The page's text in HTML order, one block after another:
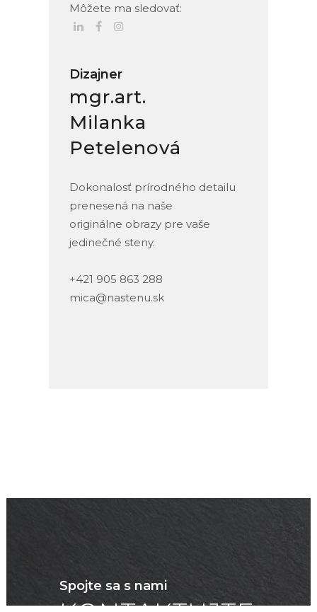
Môžete ma sledovať:
Dizajner
mgr.art.
Milanka
Petelenová
Dokonalosť prírodného detailu
prenesená na naše
originálne obrazy pre vaše
jedinečné steny.
+421 905 863 288
mica@nastenu.sk
Spojte sa s nami